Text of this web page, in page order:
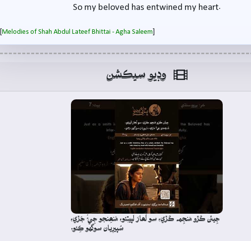
So my beloved has entwined my heart.
[Melodies of Shah Abdul Lateef Bhittai - Agha Saleem
وڊيو سيڪشن
جِيئَن ڪَڙو مَنجِهہ ڪَڙي، سو لُھارَ لَپيٽِئو، مُنھِنجو جِيءُ جَڙي،
سُپيرِيان سوگهو ڪِئو.